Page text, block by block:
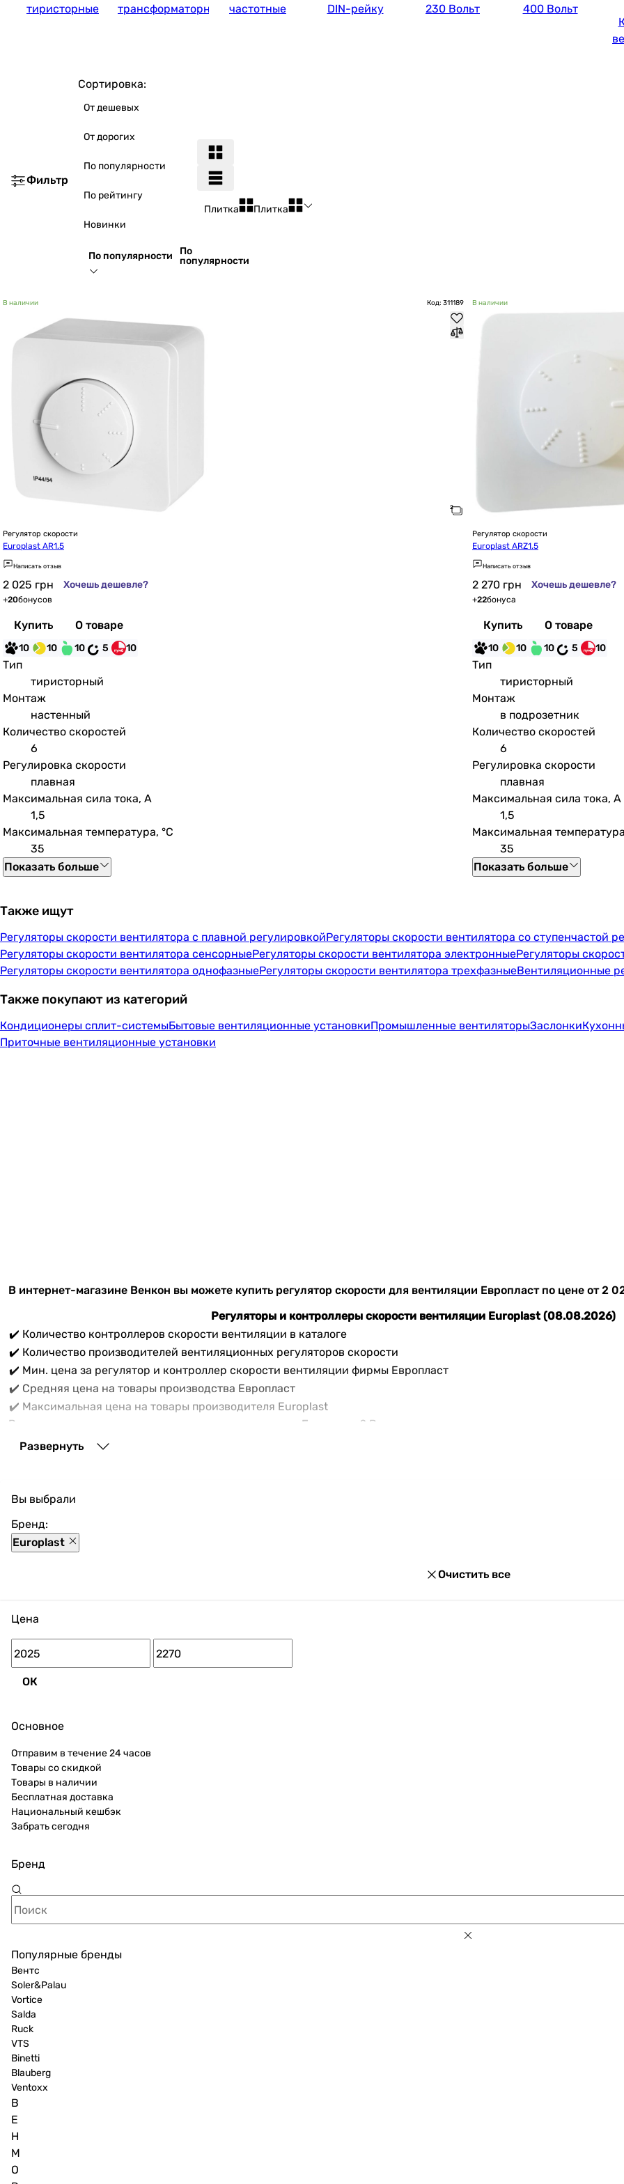
тиристорные
трансформаторные
частотные
DIN-рейку
230 Вольт
400 Вольт
Фильтр
Сортировка:
От дешевых
От дорогих
По популярности
По рейтингу
Новинки
По популярности
По
популярности
Плитка Плитка
В наличии Код: 311189
Регулятор скорости
Europlast AR1.5
Написать отзыв
2 025 грн Хочешь дешевле?
+20бонусов
Купить О товаре
10 10 10 5 10
Тип
тиристорный
Монтаж
настенный
Количество скоростей
6
Регулировка скорости
плавная
Максимальная сила тока, А
1,5
Максимальная температура, °C
35
Показать больше
В наличии
Регулятор скорости
Europlast ARZ1.5
Написать отзыв
2 270 грн Хочешь дешевле?
+22бонуса
Купить О товаре
10 10 10 5 10
Тип
тиристорный
Монтаж
в подрозетник
Количество скоростей
6
Регулировка скорости
плавная
Максимальная сила тока, А
1,5
Максимальная
35
Показать больше
Также ищут
Регуляторы скорости вентилятора с плавной регулировкойРегуляторы скорости вентилятора со ступенчастой
Регуляторы скорости вентилятора сенсорныеРегуляторы скорости вентилятора электронныеРегуляторы
Регуляторы скорости вентилятора однофазныеРегуляторы скорости вентилятора трехфазныеВентиляционные
Также покупают из категорий
Кондиционеры сплит-системыБытовые вентиляционные установкиПромышленные вентиляторыЗаслонки
Приточные вентиляционные установки
В интернет-магазине Венкон вы можете купить регулятор скорости для вентиляции Европласт по цене от 2
Регуляторы и контроллеры скорости вентиляции Europlast (08.08.2026)
✔️ Количество контроллеров скорости вентиляции в каталоге
✔️ Количество производителей вентиляционных регуляторов скорости
✔️ Мин. цена за регулятор и контроллер скорости вентиляции фирмы Европласт
✔️ Средняя цена на товары производства Европласт
✔️ Максимальная цена на товары производителя Europlast
Вам нужно купить
контроллер скорости вентиляции Европласт ? В списке товаров вентиляционных
продаётся 2 товарных единиц актуальных моделей контроллеров для вентиляции производителя Europlast по
Развернуть
Вы выбрали
Бренд:
Europlast
Очистить все
Цена
ОК
Основное
Отправим в течение 24 часов
Товары со скидкой
Товары в наличии
Бесплатная доставка
Национальный кешбэк
Забрать сегодня
Бренд
Популярные бренды
Вентс
Soler&Palau
Vortice
Salda
Ruck
VTS
Binetti
Blauberg
Ventoxx
B
E
H
M
O